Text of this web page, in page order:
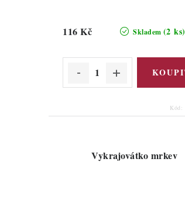
Skladem (2 ks)
116 Kč
Kód:
Vykrajovátko mrkev